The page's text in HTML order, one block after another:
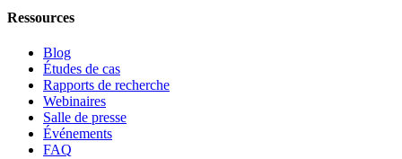
Ressources
Blog
Études de cas
Rapports de recherche
Webinaires
Salle de presse
Événements
FAQ